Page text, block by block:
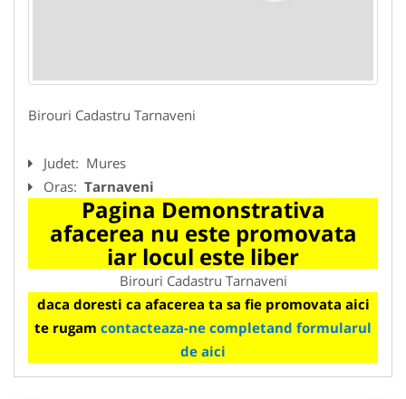
Birouri Cadastru Tarnaveni
Judet: Mures
Oras: Tarnaveni
Pagina Demonstrativa
afacerea nu este promovata
iar locul este liber
Birouri Cadastru Tarnaveni
daca doresti ca afacerea ta sa fie promovata aici
te rugam contacteaza-ne completand formularul
de aici